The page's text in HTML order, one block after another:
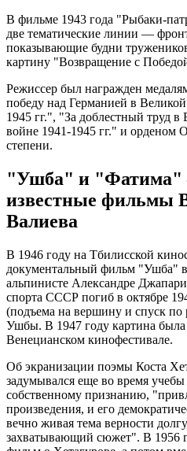
В фильме 1943 года "Рыбаки-
две тематические линии —
показывающие будни
картину "Возвращение с
Режиссер был награжден
победу над Германией в
1945 гг.", "За доблестный труд
войне 1941-1945 гг." и орденом
степени.
"Ушба" и "Фатима"
известные фильмы
Валиева
В 1946 году на Тбилисской
документальный фильм "Ушба" в
альпинисте Александре
спорта СССР погиб в октябре
(подъема на вершину и спуск
Ушбы. В 1947 году картина
Венецианском кинофестивале.
Об экранизации поэмы Коста
задумывался еще во время
собственному признанию,
произведения, и его
вечно живая тема верности
захватывающий сюжет". В 1956